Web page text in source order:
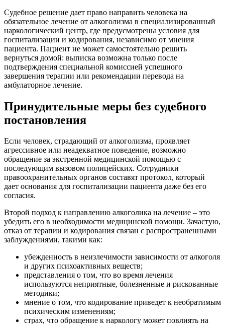
Судебное решение дает право направить человека на
обязательное лечение от алкоголизма в специализированный
наркологический центр, где предусмотрены условия для
госпитализации и кодирования, независимо от мнения
пациента. Пациент не может самостоятельно решить
вернуться домой: выписка возможна только после
подтверждения специальной комиссией успешного
завершения терапии или рекомендации перевода на
амбулаторное лечение.
Принудительные меры без судебного
постановления
Если человек, страдающий от алкоголизма, проявляет
агрессивное или неадекватное поведение, возможно
обращение за экстренной медицинской помощью с
последующим вызовом полицейских. Сотрудники
правоохранительных органов составят протокол, который
дает основания для госпитализации пациента даже без его
согласия.
Второй подход к направлению алкоголика на лечение – это
убедить его в необходимости медицинской помощи. Зачастую,
отказ от терапии и кодирования связан с распространенными
заблуждениями, такими как:
убежденность в неизлечимости зависимости от алкоголя
и других психоактивных веществ;
представления о том, что во время лечения
используются неприятные, болезненные и рискованные
методики;
мнение о том, что кодирование приведет к необратимым
психическим изменениям;
страх, что обращение к наркологу может повлиять на